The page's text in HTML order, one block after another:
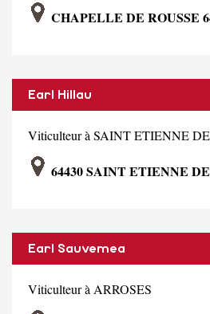
CHAPELLE DE ROUSSE
Earl Hillau
Viticulteur à SAINT ETIENNE
64430 SAINT ETIENNE
Earl Sauvemea
Viticulteur à ARROSES